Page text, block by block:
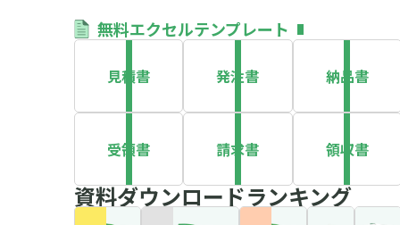
無料エクセルテンプレート
見積書 発注書 納品書
受領書 請求書 領収書
資料ダウンロードランキング